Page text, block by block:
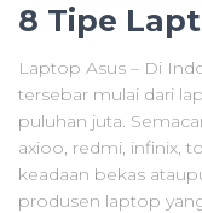
8 Tipe
Laptop Asus – Di
tersebar mulai dari
puluhan juta.
axioo, redmi, infinix,
keadaan bekas
produsen laptop